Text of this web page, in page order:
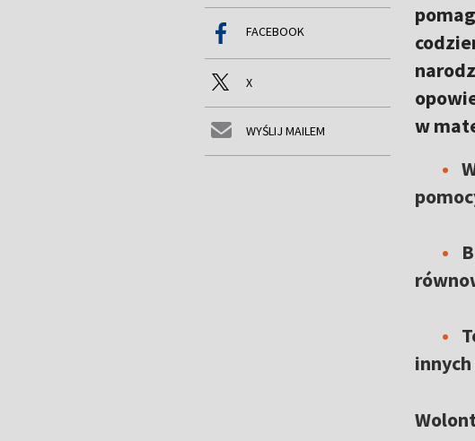
FACEBOOK
X
WYŚLIJ MAILEM
w
innych